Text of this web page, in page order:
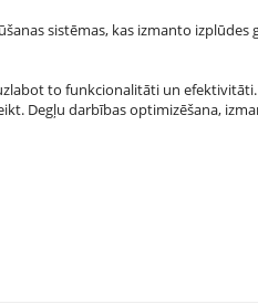
sistēmas, kas izmanto izplūdes
to funkcionalitāti un
Degļu darbības optimizēšana,